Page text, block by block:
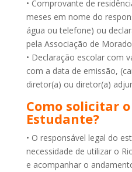
• Comprovante de
meses em nome do
água ou telefone) ou
pela Associação de
• Declaração escolar com
com a data de emissão,
diretor(a) ou diretor(a)
Como solicitar
Estudante?
• O responsável legal do
necessidade de utilizar o
e acompanhar o